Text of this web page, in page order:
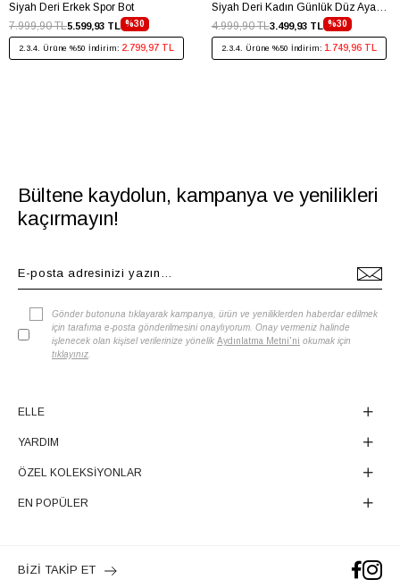
Siyah Deri Erkek Spor Bot
%30
5.599,93 TL
7.999,90 TL
2.3.4. Ürüne %50 İndirim: 2.799,97 TL
Siyah Deri Kadın Günlük Düz Ayakkabı
%30
3.499,93 TL
4.999,90 TL
2.3.4. Ürüne %50 İndirim: 1.749,96 TL
Bültene kaydolun, kampanya ve yenilikleri
kaçırmayın!
Gönder butonuna tıklayarak kampanya, ürün ve yeniliklerden haberdar edilmek
için tarafıma e-posta gönderilmesini onaylıyorum. Onay vermeniz halinde
işlenecek olan kişisel verilerinize yönelik Aydınlatma Metni'ni okumak için
tıklayınız
ELLE
YARDIM
ÖZEL KOLEKSİYONLAR
EN POPÜLER
BİZİ TAKİP ET